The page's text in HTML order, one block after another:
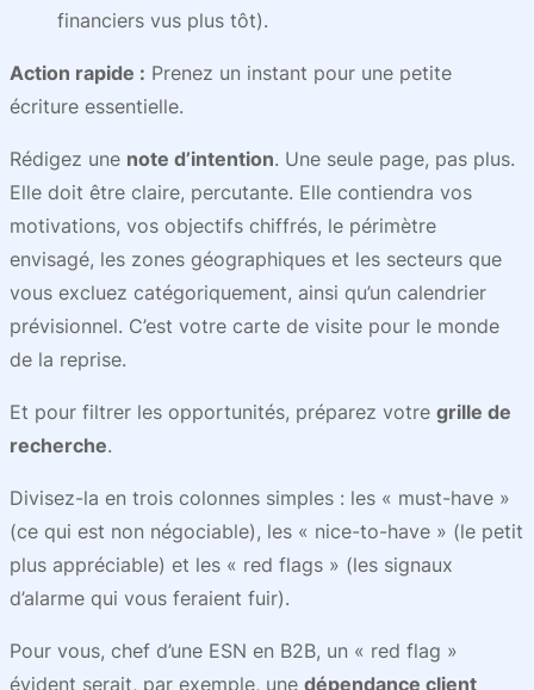
financiers vus plus tôt).
Action rapide : Prenez un instant pour une petite
écriture essentielle.
Rédigez une note d’intention. Une seule page, pas plus.
Elle doit être claire, percutante. Elle contiendra vos
motivations, vos objectifs chiffrés, le périmètre
envisagé, les zones géographiques et les secteurs que
vous excluez catégoriquement, ainsi qu’un calendrier
prévisionnel. C’est votre carte de visite pour le monde
de la reprise.
Et pour filtrer les opportunités, préparez votre grille de
recherche.
Divisez-la en trois colonnes simples : les « must-have »
(ce qui est non négociable), les « nice-to-have » (le petit
plus appréciable) et les « red flags » (les signaux
d’alarme qui vous feraient fuir).
Pour vous, chef d’une ESN en B2B, un « red flag »
évident serait, par exemple, une dépendance client